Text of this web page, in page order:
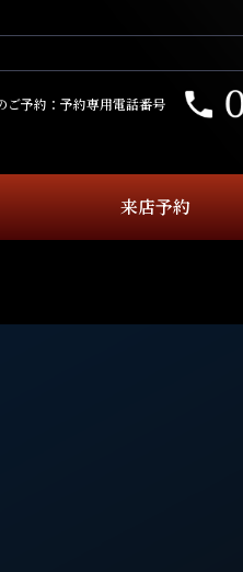
ご予約：予約専用電話番号
来店予約